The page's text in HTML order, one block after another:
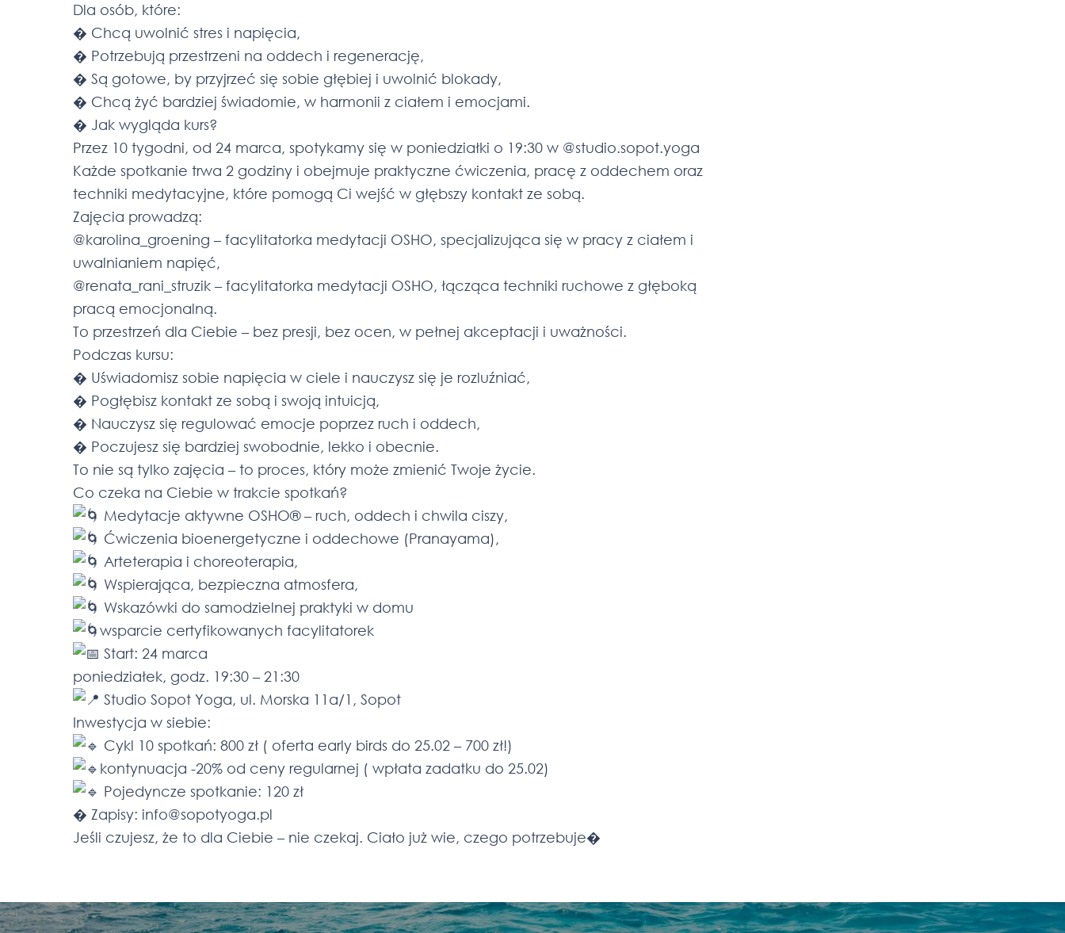
Dla osób, które:
� Chcą uwolnić stres i napięcia,
� Potrzebują przestrzeni na oddech i regenerację,
� Są gotowe, by przyjrzeć się sobie głębiej i uwolnić blokady,
� Chcą żyć bardziej świadomie, w harmonii z ciałem i emocjami.
� Jak wygląda kurs?
Przez 10 tygodni, od 24 marca, spotykamy się w poniedziałki o 19:30 w @studio.sopot.yoga
Każde spotkanie trwa 2 godziny i obejmuje praktyczne ćwiczenia, pracę z oddechem oraz
techniki medytacyjne, które pomogą Ci wejść w głębszy kontakt ze sobą.
Zajęcia prowadzą:
@karolina_groening – facylitatorka medytacji OSHO, specjalizująca się w pracy z ciałem i
uwalnianiem napięć,
@renata_rani_struzik – facylitatorka medytacji OSHO, łącząca techniki ruchowe z głęboką
pracą emocjonalną.
To przestrzeń dla Ciebie – bez presji, bez ocen, w pełnej akceptacji i uważności.
Podczas kursu:
� Uświadomisz sobie napięcia w ciele i nauczysz się je rozluźniać,
� Pogłębisz kontakt ze sobą i swoją intuicją,
� Nauczysz się regulować emocje poprzez ruch i oddech,
� Poczujesz się bardziej swobodnie, lekko i obecnie.
To nie są tylko zajęcia – to proces, który może zmienić Twoje życie.
Co czeka na Ciebie w trakcie spotkań?
Medytacje aktywne OSHO® – ruch, oddech i chwila ciszy,
Ćwiczenia bioenergetyczne i oddechowe (Pranayama),
Arteterapia i choreoterapia,
Wspierająca, bezpieczna atmosfera,
Wskazówki do samodzielnej praktyki w domu
wsparcie certyfikowanych facylitatorek
Start: 24 marca
poniedziałek, godz. 19:30 – 21:30
Studio Sopot Yoga, ul. Morska 11a/1, Sopot
Inwestycja w siebie:
Cykl 10 spotkań: 800 zł ( oferta early birds do 25.02 – 700 zł!)
kontynuacja -20% od ceny regularnej ( wpłata zadatku do 25.02)
Pojedyncze spotkanie: 120 zł
� Zapisy: info@sopotyoga.pl
Jeśli czujesz, że to dla Ciebie – nie czekaj. Ciało już wie, czego potrzebuje�